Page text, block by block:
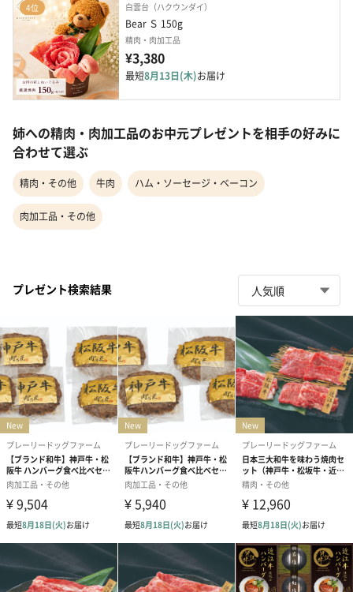
4位 白雲台（ハクウンダイ）
Bear Ｓ 150g
精肉・肉加工品
¥3,380
最短8月13日(木)お届け
姉への精肉・肉加工品のお中元プレゼントを相手の好みに
合わせて選ぶ
精肉・その他 牛肉 ハム・ソーセージ・ベーコン
肉加工品・その他
プレゼント検索結果